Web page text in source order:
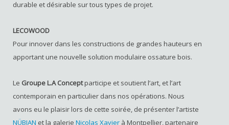
durable et désirable sur tous types de projet.
LECOWOOD
Pour innover dans les constructions de grandes hauteurs en
apportant une nouvelle solution modulaire ossature bois.
Le Groupe L.A Conceptparticipe et soutient l’art, et l’art
contemporain en particulier dans nos opérations. Nous
avons eu le plaisir lors de cette soirée, de présenter l’artiste
NÜBIAN et la galerieNicolas Xavier à Montpellier, partenaire